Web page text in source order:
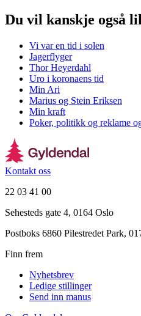
Du vil kanskje også
Vi var en tid i solen
Jagerflyger
Thor Heyerdahl
Uro i koronaens tid
Min Ari
Marius og Stein Eriksen
Min kraft
Poker, politikk og reklame
Kontakt oss
22 03 41 00
Sehesteds gate 4, 0164 Oslo
Postboks 6860 Pilestredet Park,
Finn frem
Nyhetsbrev
Ledige stillinger
Send inn manus